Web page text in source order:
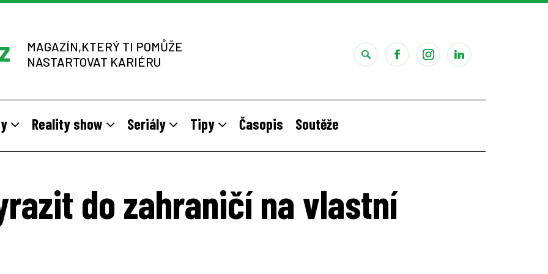
MAGAZÍN,KTERÝ TI POMŮŽE
NASTARTOVAT KARIÉRU
Reality show Seriály Tipy Časopis Soutěže
do zahraničí na vlastní